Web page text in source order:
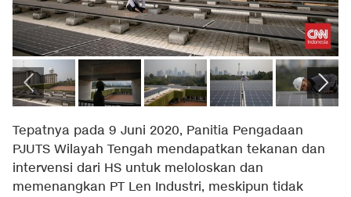
Tepatnya pada 9 Juni 2020, Panitia Pengadaan
PJUTS Wilayah Tengah mendapatkan tekanan dan
intervensi dari HS untuk meloloskan dan
memenangkan PT Len Industri, meskipun tidak